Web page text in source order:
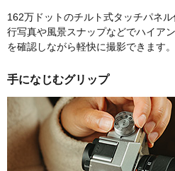
162万ドットのチルト式タッチパネ
行写真や風景スナップなどでハイア
を確認しながら軽快に撮影できます。
手になじむグリップ